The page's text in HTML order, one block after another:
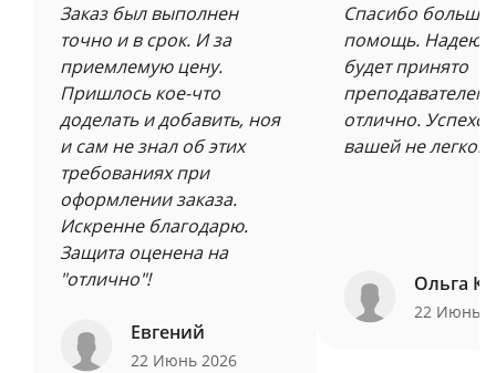
Заказ был выполнен
точно и в срок. И за
приемлемую цену.
Пришлось кое-что
доделать и добавить, ноя
и сам не знал об этих
требованиях при
оформлении заказа.
Искренне благодарю.
Защита оценена на
"отлично"!
Евгений
22 Июнь 2026
Спасибо
помощь.
будет принято
преподавателем
отлично.
вашей не легкой
Ольга
22 Июнь